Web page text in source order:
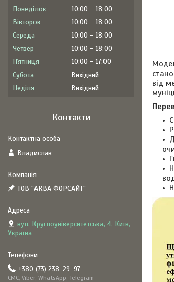
від
Понеділок 10:00
18:00
Вівторок
10:00
18:00
Середа
10:00
18:00
Четвер
10:00
18:00
Пʼятниця
10:00
17:00
Субота
Вихідний
Неділя
Вихідний
Контакти
Владислав
ТОВ "АКВА ФОРСАЙТ"
вул. Круглоуніверситетська, 4, Київ,
Україна
+380 (73) 238-29-97
СМС, Viber, WhatsApp, Telegram